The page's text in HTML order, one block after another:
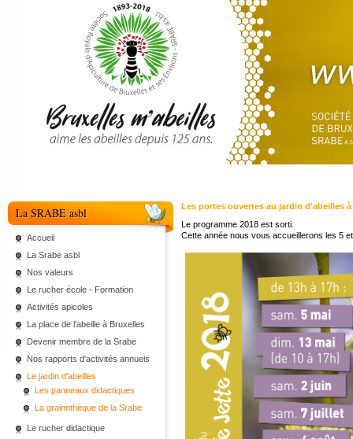
La SRABE asbl
Accueil
La Srabe asbl
Nos valeurs
Le rucher école - Formation
Activités apicoles
La place de l'abeille à Bruxelles
Devenir membre de la Srabe
Nos rapports d'activités annuels
Le jardin d'abeilles
Les panneaux didactiques
La grainothèque de la Srabe
Le rucher didactique
Les portes ouvertes au jardin d'abeilles
Le programme 2018 est sorti.
Cette année nous vous accueillerons les 5